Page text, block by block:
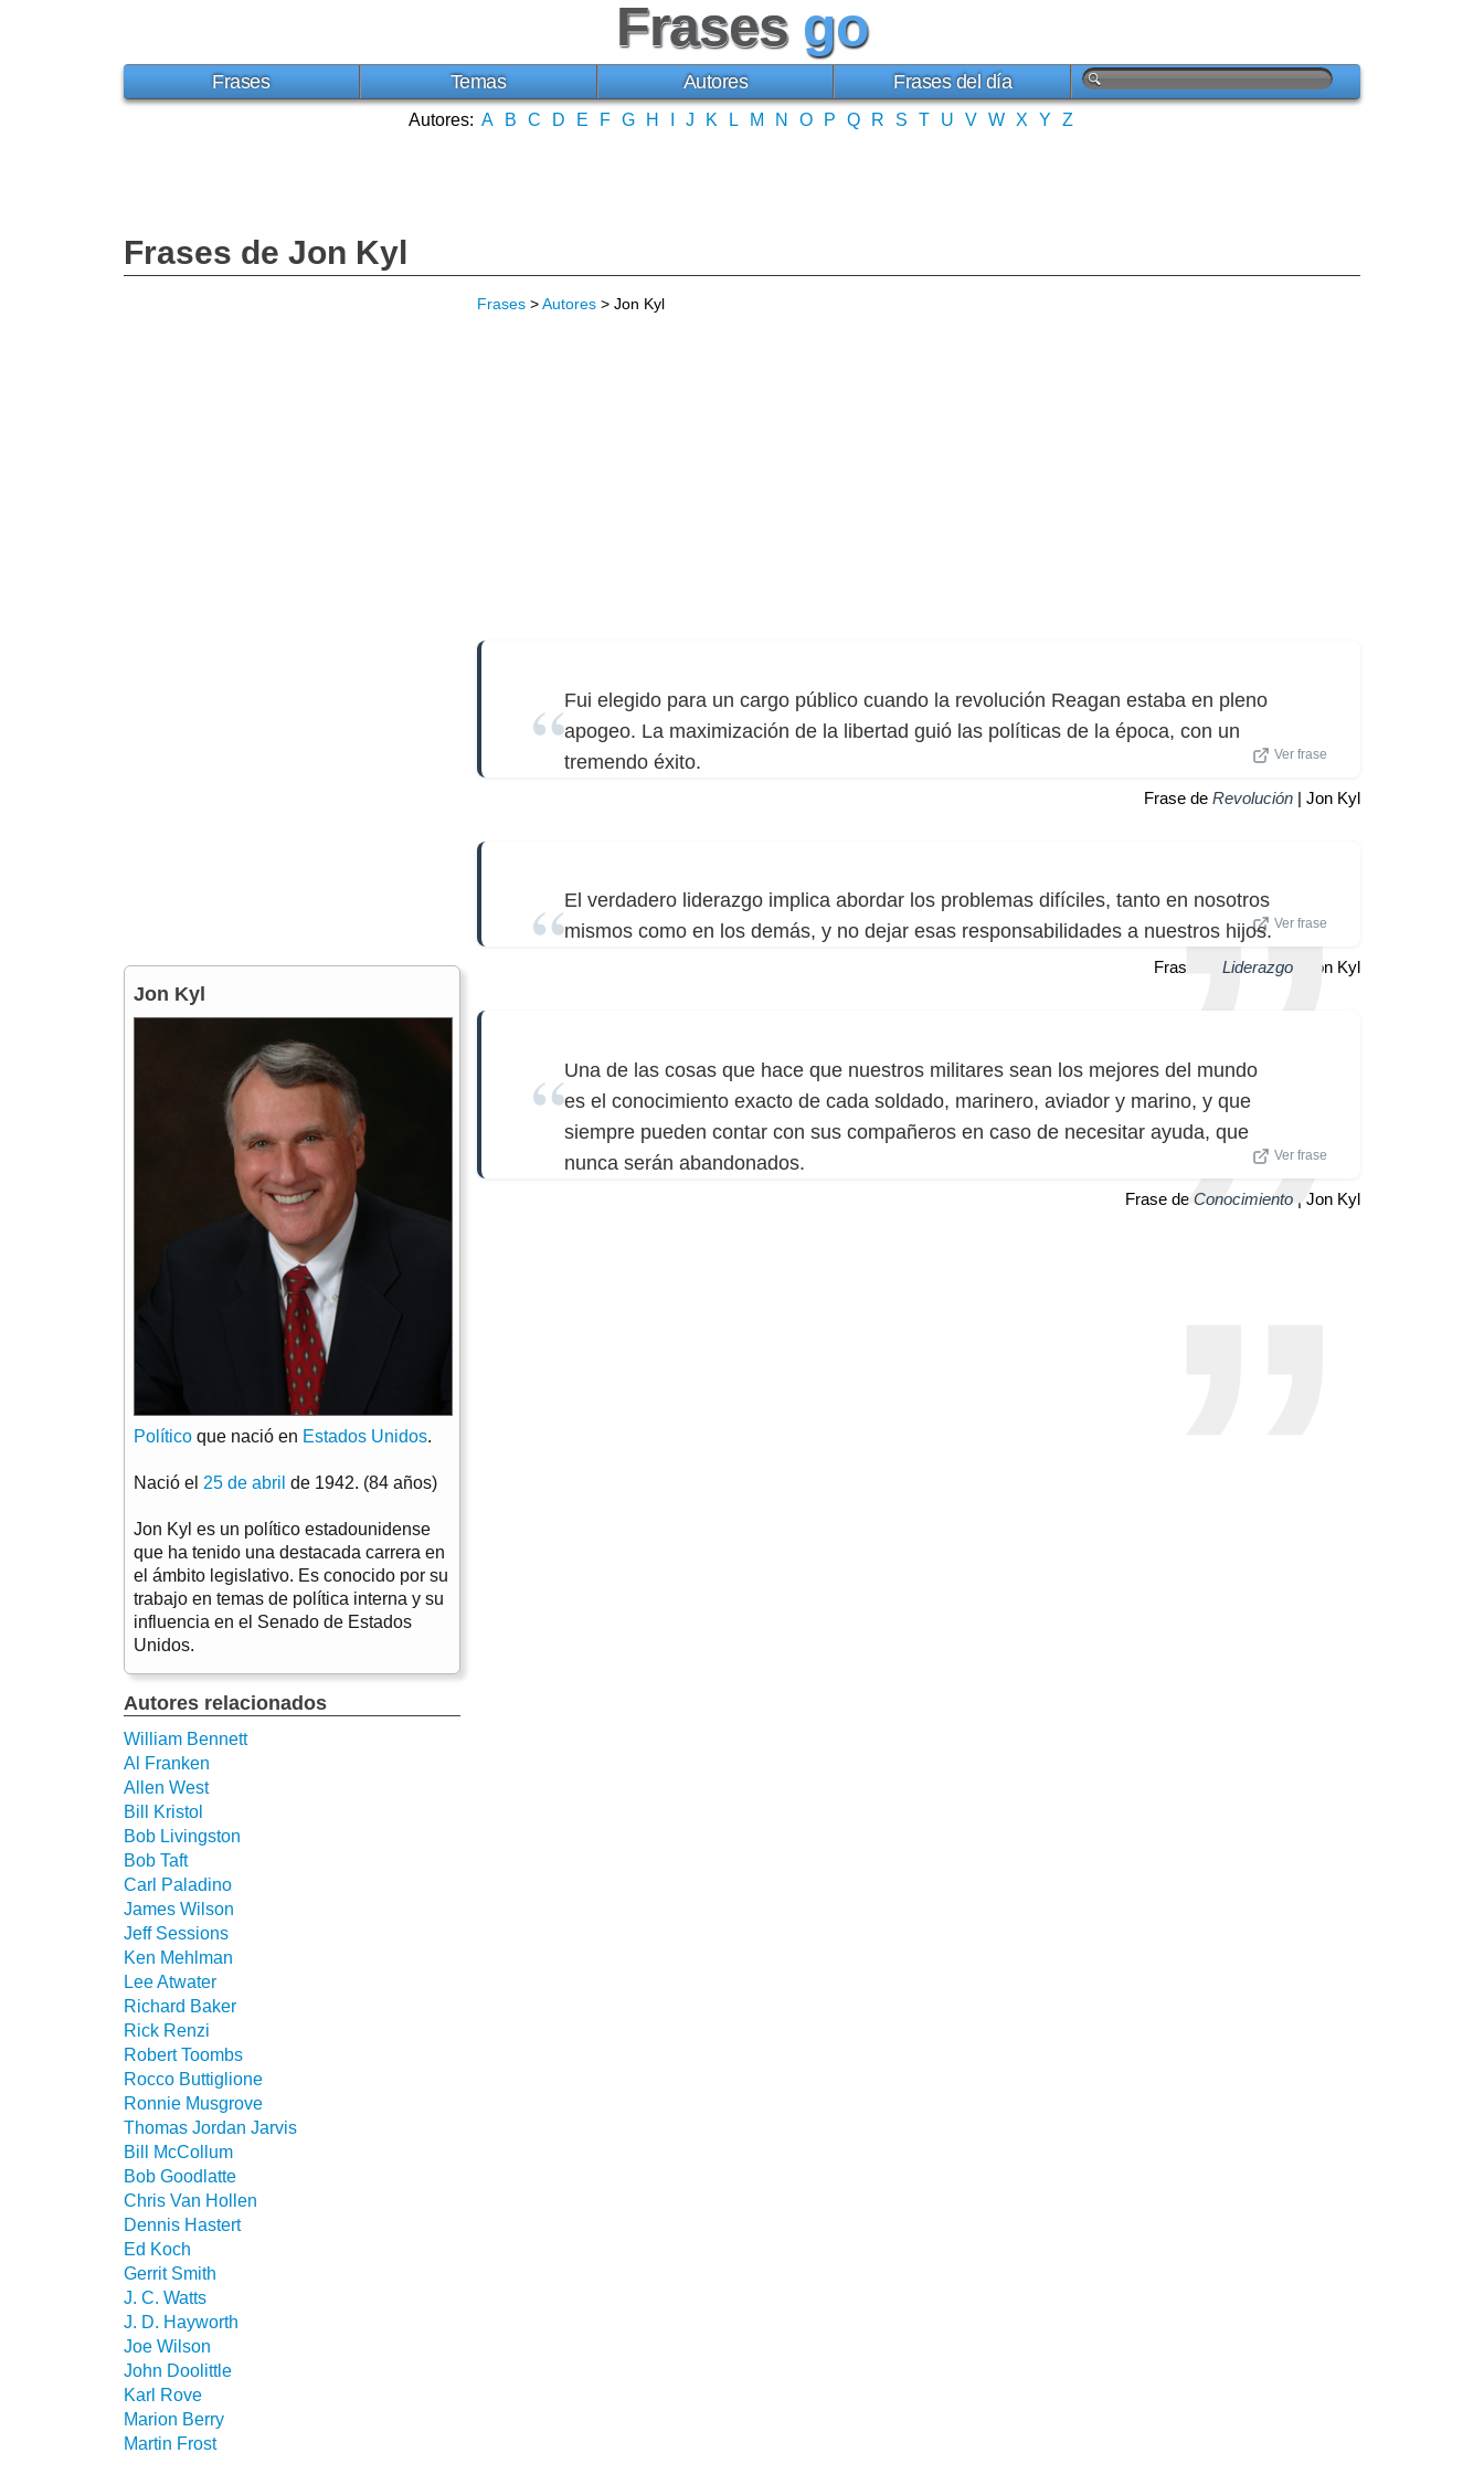
Frases go
Frases Temas Autores Frases del día
Autores: A B C D E F G H J K L M N O P Q R S T U V W X Y Z
Frases de Jon Kyl
Frases >Autores > Jon Kyl
Fui elegido para un cargo público cuando la revolución Reagan estaba en pleno
apogeo. La maximización de la libertad guió las políticas de la época, con un
tremendo éxito.
Ver frase
Frase de Revolución | Jon Kyl
El verdadero liderazgo implica abordar los problemas difíciles, tanto en nosotros
mismos como en los demás, y no dejar esas responsabilidades a nuestros hijos. Ver frase
Frase de Liderazgo | Jon Kyl
Una de las cosas que hace que nuestros militares sean los mejores del mundo
es el conocimiento exacto de cada soldado, marinero, aviador y marino, y que
siempre pueden contar con sus compañeros en caso de necesitar ayuda, que
nunca serán abandonados.
Ver frase
Frase de Conocimiento | Jon Kyl
Jon Kyl
Político que nació en Estados Unidos.
Nació el 25 de abril de 1942. (84 años)
Jon Kyl es un político estadounidense
que ha tenido una destacada carrera en
el ámbito legislativo. Es conocido por su
trabajo en temas de política interna y su
influencia en el Senado de Estados
Unidos.
Autores relacionados
William Bennett
Al Franken
Allen West
Bill Kristol
Bob Livingston
Bob Taft
Carl Paladino
James Wilson
Jeff Sessions
Ken Mehlman
Lee Atwater
Richard Baker
Rick Renzi
Robert Toombs
Rocco Buttiglione
Ronnie Musgrove
Thomas Jordan Jarvis
Bill McCollum
Bob Goodlatte
Chris Van Hollen
Dennis Hastert
Ed Koch
Gerrit Smith
J. C. Watts
J. D. Hayworth
Joe Wilson
John Doolittle
Karl Rove
Marion Berry
Martin Frost